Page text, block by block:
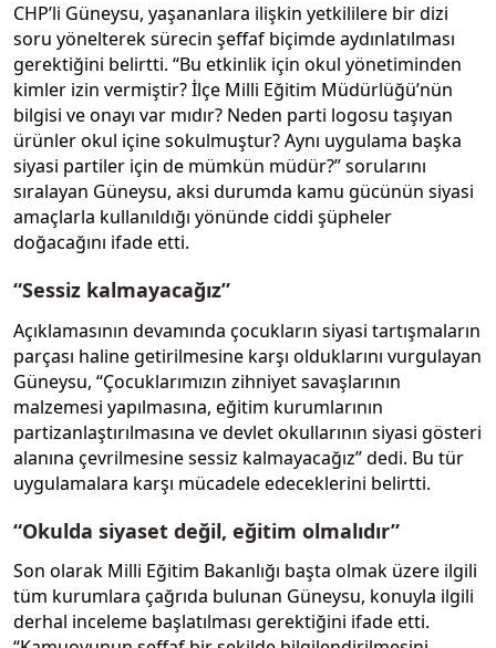
CHP’li Güneysu, yaşananlara ilişkin yetkililere bir dizi
soru yönelterek sürecin şeffaf biçimde aydınlatılması
gerektiğini belirtti. “Bu etkinlik için okul yönetiminden
kimler izin vermiştir? İlçe Milli Eğitim Müdürlüğü’nün
bilgisi ve onayı var mıdır? Neden parti logosu taşıyan
ürünler okul içine sokulmuştur? Aynı uygulama başka
siyasi partiler için de mümkün müdür?” sorularını
sıralayan Güneysu, aksi durumda kamu gücünün siyasi
amaçlarla kullanıldığı yönünde ciddi şüpheler
doğacağını ifade etti.
“Sessiz kalmayacağız”
Açıklamasının devamında çocukların siyasi tartışmaların
parçası haline getirilmesine karşı olduklarını vurgulayan
Güneysu, “Çocuklarımızın zihniyet savaşlarının
malzemesi yapılmasına, eğitim kurumlarının
partizanlaştırılmasına ve devlet okullarının siyasi gösteri
alanına çevrilmesine sessiz kalmayacağız” dedi. Bu tür
uygulamalara karşı mücadele edeceklerini belirtti.
“Okulda siyaset değil, eğitim olmalıdır”
Son olarak Milli Eğitim Bakanlığı başta olmak üzere ilgili
tüm kurumlara çağrıda bulunan Güneysu, konuyla ilgili
derhal inceleme başlatılması gerektiğini ifade etti.